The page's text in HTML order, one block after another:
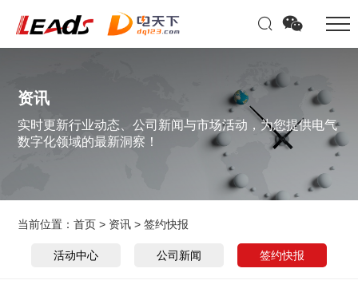
资讯
实时更新行业动态、公司新闻与市场活动，为您提供电气
数字化领域的最新洞察！
当前位置：首页 > 资讯 >签约快报
活动中心 公司新闻 签约快报